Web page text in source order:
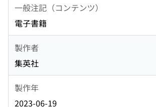
一般注記（コンテンツ）
電子書籍
製作者
集英社
製作年
2023-06-19